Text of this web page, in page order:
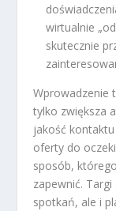
wirtualnie
skutecznie
Wprowadzenie
tylko zwiększa
jakość
oferty do
sposób,
zapewnić.
spotkań, ale i